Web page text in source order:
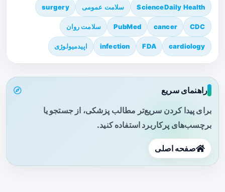
ScienceDaily Health سلامت عمومی surgery
CDC
cancer
PubMed سلامت روان
cardiology
FDA
infection اپیدمیولوژی
راهنمای سریع
برای پیدا کردن سریع‌تر مطالب پزشکی، از جستجو یا
برچسب‌های پرکاربرد استفاده کنید.
صفحه اصلی